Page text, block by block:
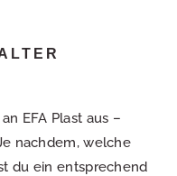
EFA Plast aus –
nachdem, welche
du ein entsprechend